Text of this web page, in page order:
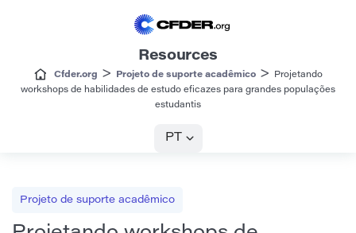
Resources
Cfder.org > Projeto de suporte acadêmico>
Projetando
workshops de habilidades de estudo eficazes para grandes populações
estudantis
PT
Projeto de suporte acadêmico